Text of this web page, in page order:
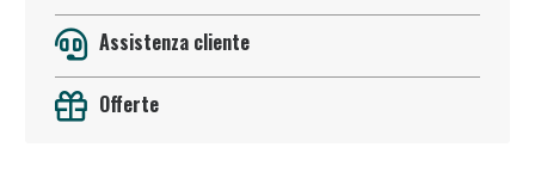
Assistenza cliente
Offerte